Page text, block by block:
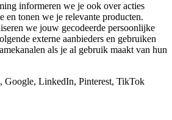
informeren we je ook over acties
en tonen we je relevante producten.
we jouw gecodeerde persoonlijke
externe aanbieders en gebruiken
als je al gebruik maakt van hun
Google, LinkedIn, Pinterest, TikTok